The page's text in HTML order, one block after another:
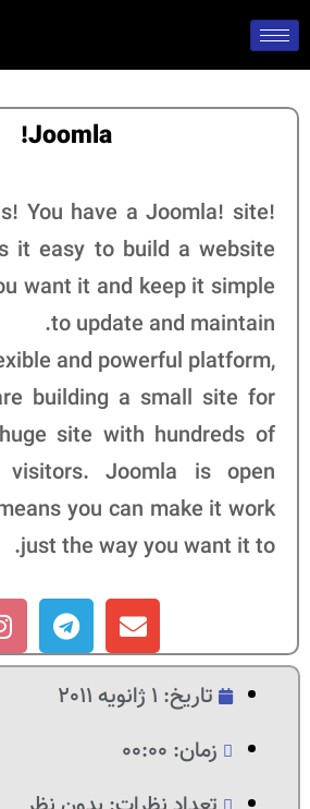
Joomla!
You have a Joomla! site!
it easy to build a website
want it and keep it simple
to update and maintain.
and powerful platform,
building a small site for
site with hundreds of
visitors. Joomla is open
you can make it work
just the way you want it to.
تاریخ: 1 ژانویه 2011
زمان: 00:00